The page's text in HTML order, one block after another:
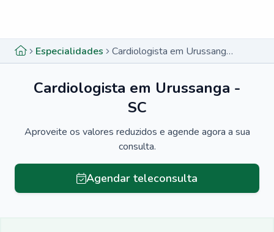
Especialidades Cardiologista em Urussanga - SC
Cardiologista em Urussanga -
SC
Aproveite os valores reduzidos e agende agora a sua
consulta.
Agendar teleconsulta